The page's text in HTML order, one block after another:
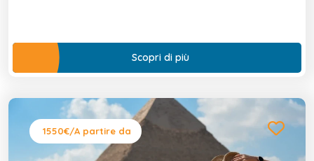
Scopri di più
1550€/A partire da